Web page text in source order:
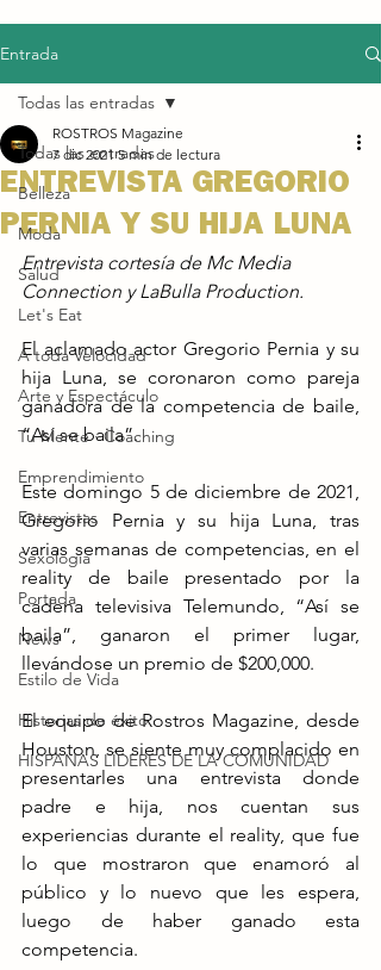
Entrada
Todas las entradas
Belleza
Moda
Salud
Let's Eat
A toda Velocidad
Arte y Espectáculo
Tu Mente · Coaching
Emprendimiento
Entrevistas
Sexología
Portada
News
Estilo de Vida
Historias de éxito
HISPANAS LÍDERES DE LA COMUNIDAD
Todas las entradas
ENTREVISTA GREGORIO
PERNIA Y SU HIJA LUNA
ROSTROS Magazine
7 dic 2021 5 min de lectura
Entrevista cortesía de Mc Media
Connection y LaBulla Production.
El aclamado actor Gregorio Pernia y su
hija Luna, se coronaron como pareja
ganadora de la competencia de baile,
“Así se baila”.
Este domingo 5 de diciembre de 2021,
Gregorio Pernia y su hija Luna, tras
varias semanas de competencias, en el
reality de baile presentado por la
cadena televisiva Telemundo, “Así se
baila”, ganaron el primer lugar,
llevándose un premio de $200,000.
El equipo de Rostros Magazine, desde
Houston, se siente muy complacido en
presentarles una entrevista donde
padre e hija, nos cuentan sus
experiencias durante el reality, que fue
lo que mostraron que enamoró al
público y lo nuevo que les espera,
luego de haber ganado esta
competencia.